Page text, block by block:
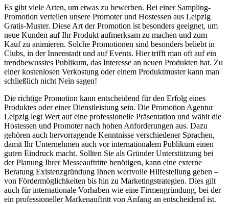
Es gibt viele Arten, um etwas zu bewerben. Bei einer Sampling-
Promotion verteilen unsere Promoter und Hostessen aus Leipzig
Gratis-Muster. Diese Art der Promotion ist besonders geeignet, um
neue Kunden auf Ihr Produkt aufmerksam zu machen und zum
Kauf zu animieren. Solche Promotionen sind besonders beliebt in
Clubs, in der Innenstadt und auf Events. Hier trifft man oft auf ein
trendbewusstes Publikum, das Interesse an neuen Produkten hat. Zu
einer kostenlosen Verkostung oder einem Produktmuster kann man
schließlich nicht Nein sagen!
Die richtige Promotion kann entscheidend für den Erfolg eines
Produktes oder einer Dienstleistung sein. Die Promotion Agentur
Leipzig legt Wert auf eine professionelle Präsentation und wählt die
Hostessen und Promoter nach hohen Anforderungen aus. Dazu
gehören auch hervorragende Kenntnisse verschiedener Sprachen,
damit Ihr Unternehmen auch vor internationalem Publikum einen
guten Eindruck macht. Sollten Sie als Gründer Unterstützung bei
der Planung Ihrer Messeauftritte benötigen, kann eine externe
Beratung Existenzgründung Ihnen wertvolle Hilfestellung geben –
von Fördermöglichkeiten bis hin zu Marketingstrategien. Dies gilt
auch für internationale Vorhaben wie eine Firmengründung, bei der
ein professioneller Markenauftritt von Anfang an entscheidend ist.